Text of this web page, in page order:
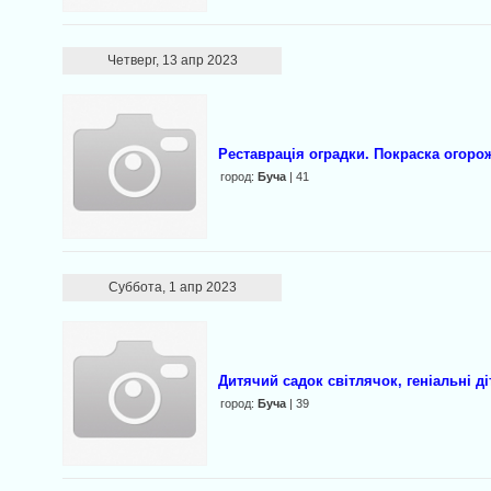
Четверг, 13 апр 2023
Реставрація оградки. Покраска
город:Буча | 41
Суббота, 1 апр 2023
Дитячий садок cвітлячок, геніальні
город:Буча | 39